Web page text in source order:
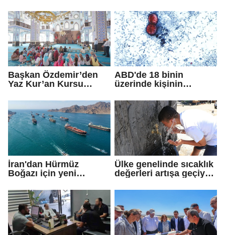
toplum kuruluşlarına
ziyaret: Gönül
köprülerini
güçlendirmeye devam
edeceğiz
Başkan Özdemir’den
Yaz Kur’an Kursu
ABD'de 18 binin
üzerinde kişinin
'siklosporiyazis'
salgını: 2 kişi hayatını
kaybetti
İran'dan Hürmüz
Boğazı için yeni
Ülke genelinde sıcaklık
değerleri artışa geçiyor:
görülecek